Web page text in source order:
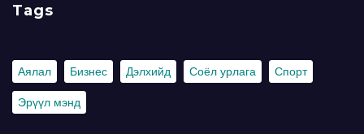
Tags
Аялал Бизнес Дэлхийд Соёл урлага Спорт
Эрүүл мэнд